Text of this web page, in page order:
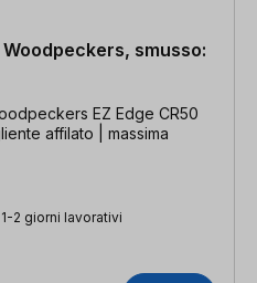
smusso:
EZ Edge CR50
affilato | massima
2 giorni lavorativi